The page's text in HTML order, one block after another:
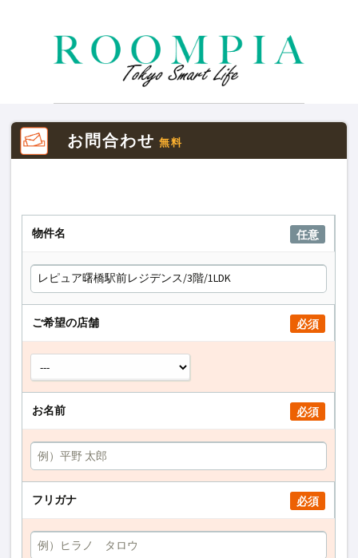
お問合わせ 無料
物件名 任意
ご希望の店舗 必須
お名前 必須
フリガナ 必須